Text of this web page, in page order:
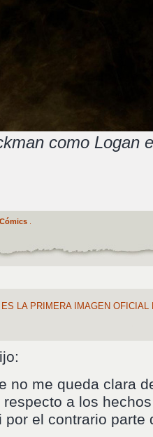
como Logan
.
LA PRIMERA IMAGEN
no me queda clara
a los
por el contrario parte